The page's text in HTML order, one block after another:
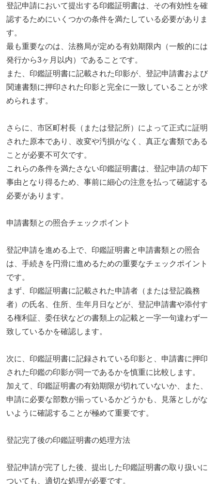
登記申請において提出する印鑑証明書は、その有効性を確
認するためにいくつかの条件を満たしている必要がありま
す。
最も重要なのは、法務局が定める有効期限内（一般的には
発行から3ヶ月以内）であることです。
また、印鑑証明書に記載された印影が、登記申請書および
関連書類に押印された印影と完全に一致していることが求
められます。
さらに、市区町村長（または登記所）によって正式に証明
された原本であり、改変や汚損がなく、真正な書類である
ことが必要不可欠です。
これらの条件を満たさない印鑑証明書は、登記申請の却下
事由となり得るため、事前に細心の注意を払って確認する
必要があります。
申請書類との照合チェックポイント
登記申請を進める上で、印鑑証明書と申請書類との照合
は、手続きを円滑に進めるための重要なチェックポイント
です。
まず、印鑑証明書に記載された申請者（または登記義務
者）の氏名、住所、生年月日などが、登記申請書や添付す
る権利証、委任状などの書類上の記載と一字一句違わず一
致しているかを確認します。
次に、印鑑証明書に記録されている印影と、申請書に押印
された印鑑の印影が同一であるかを慎重に比較します。
加えて、印鑑証明書の有効期限が切れていないか、また、
申請に必要な部数が揃っているかどうかも、見落としがな
いように確認することが極めて重要です。
登記完了後の印鑑証明書の処理方法
登記申請が完了した後、提出した印鑑証明書の取り扱いに
ついても、適切な処理が必要です。